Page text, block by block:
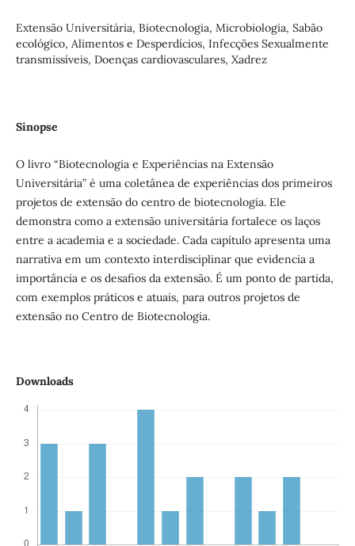
Extensão Universitária, Biotecnologia, Microbiologia, Sabão
ecológico, Alimentos e Desperdícios, Infecções Sexualmente
transmissíveis, Doenças cardiovasculares, Xadrez
Sinopse
O livro “Biotecnologia e Experiências na Extensão
Universitária” é uma coletânea de experiências dos primeiros
projetos de extensão do centro de biotecnologia. Ele
demonstra como a extensão universitária fortalece os laços
entre a academia e a sociedade. Cada capítulo apresenta uma
narrativa em um contexto interdisciplinar que evidencia a
importância e os desafios da extensão. É um ponto de partida,
com exemplos práticos e atuais, para outros projetos de
extensão no Centro de Biotecnologia.
Downloads